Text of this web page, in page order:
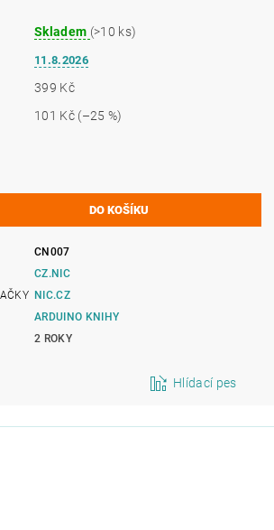
Skladem (>10 ks)
11.8.2026
399 Kč
101 Kč (–25 %)
CN007
CZ.NIC
NIC.CZ
ARDUINO KNIHY
2 ROKY
Hlídací pes